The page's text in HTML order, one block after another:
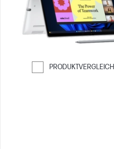
PRODUKTVERGLEICH